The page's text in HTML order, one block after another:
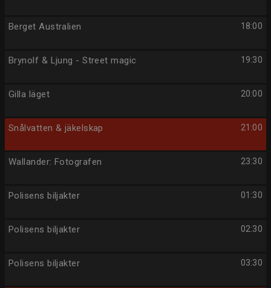
18:00
Berget Australien
19:30
Brynolf & Ljung - Street magic
20:00
Gilla läget
21:00
Snålvatten & jäkelskap
23:30
Wallander: Fotografen
01:30
Polisens biljakter
02:30
Polisens biljakter
03:30
Polisens biljakter